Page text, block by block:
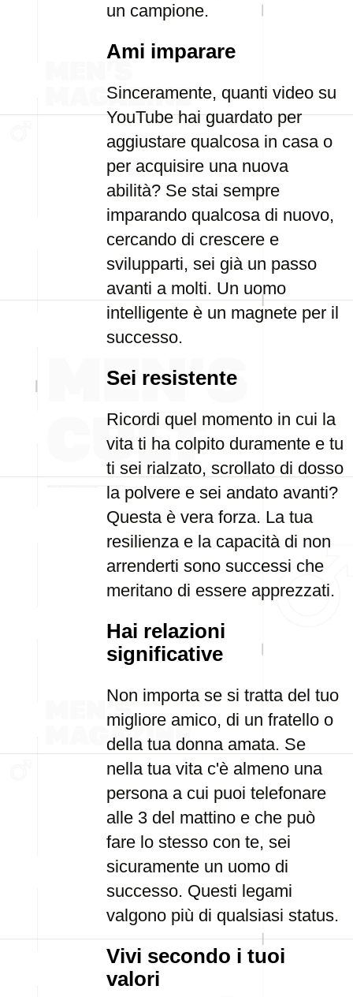
un campione.
Ami imparare
Sinceramente, quanti video su
YouTube hai guardato per
aggiustare qualcosa in casa o
per acquisire una nuova
abilità? Se stai sempre
imparando qualcosa di nuovo,
cercando di crescere e
svilupparti, sei già un passo
avanti a molti. Un uomo
intelligente è un magnete per il
successo.
Sei resistente
Ricordi quel momento in cui la
vita ti ha colpito duramente e tu
ti sei rialzato, scrollato di dosso
la polvere e sei andato avanti?
Questa è vera forza. La tua
resilienza e la capacità di non
arrenderti sono successi che
meritano di essere apprezzati.
Hai relazioni
significative
Non importa se si tratta del tuo
migliore amico, di un fratello o
della tua donna amata. Se
nella tua vita c'è almeno una
persona a cui puoi telefonare
alle 3 del mattino e che può
fare lo stesso con te, sei
sicuramente un uomo di
successo. Questi legami
valgono più di qualsiasi status.
Vivi secondo i tuoi
valori